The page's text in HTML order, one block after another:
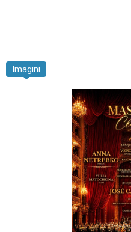
Imagini